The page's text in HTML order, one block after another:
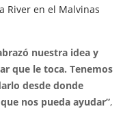
River en el Malvinas
nuestra idea y
que le toca. Tenemos
desde donde
nos pueda ayudar”,